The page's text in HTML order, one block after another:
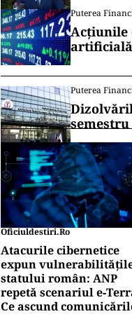
Puterea
Acțiunile
Puterea
semestru
Oficiuldestiri.ro
Atacurile cibernetice
expun
statului român: ANP
repetă scenariul
Ce ascund